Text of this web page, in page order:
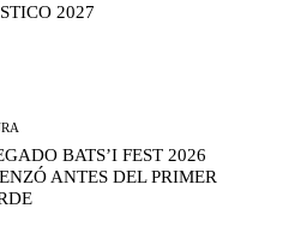
2027
BATS’I FEST 2026
ANTES DEL PRIMER